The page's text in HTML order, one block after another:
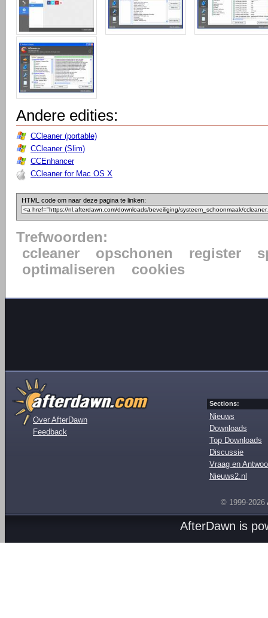
Andere edities:
CCleaner (portable)
CCleaner (Slim)
CCEnhancer
CCleaner for Mac OS X
HTML code om naar deze pagina te linken:
Trefwoorden:
ccleaner
opschonen register
optimaliseren
cookies
Over AfterDawn
Feedback
Sections:
Nieuws
Downloads
Top Downloads
Discussie
Vraag en
Nieuws2.nl
© 1999-2026
AfterDawn is